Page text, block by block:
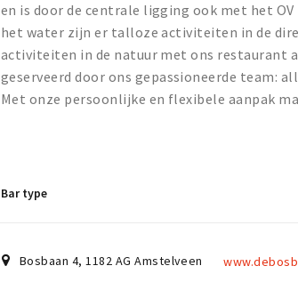
en is door de centrale ligging ook met het
het water zijn er talloze activiteiten in de
activiteiten in de natuur met ons restaurant
geserveerd door ons gepassioneerde team:
Met onze persoonlijke en flexibele aanpak
Bar type
Bosbaan 4,1182 AGAmstelveen